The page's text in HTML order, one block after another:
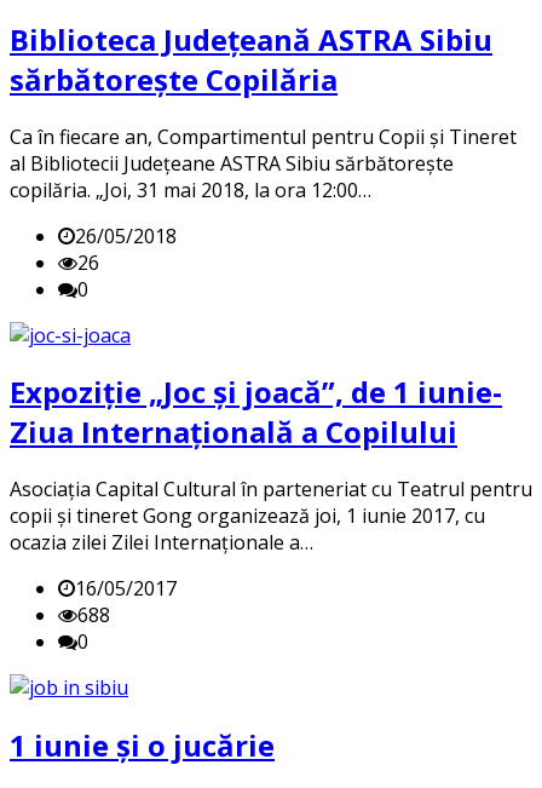
Biblioteca Județeană ASTRA Sibiu
sărbătorește Copilăria
Ca în fiecare an, Compartimentul pentru Copii și Tineret
al Bibliotecii Județeane ASTRA Sibiu sărbătorește
copilăria. „Joi, 31 mai 2018, la ora 12:00…
26/05/2018
26
0
Expoziție „Joc și joacă”, de 1 iunie-
Ziua Internațională a Copilului
Asociația Capital Cultural în parteneriat cu Teatrul pentru
copii și tineret Gong organizează joi, 1 iunie 2017, cu
ocazia zilei Zilei Internaționale a…
16/05/2017
688
0
1 iunie şi o jucărie